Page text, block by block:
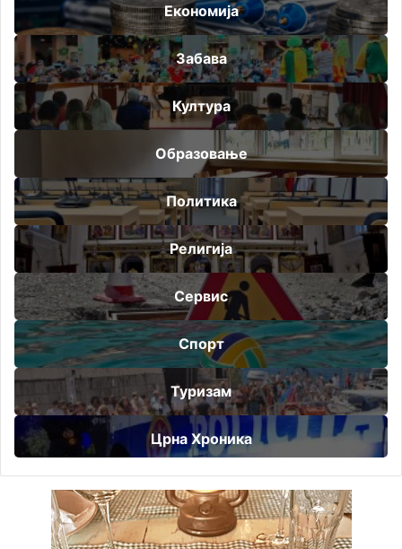
Економија
Забава
Култура
Образовање
Политика
Религија
Сервис
Спорт
Туризам
Црна Хроника